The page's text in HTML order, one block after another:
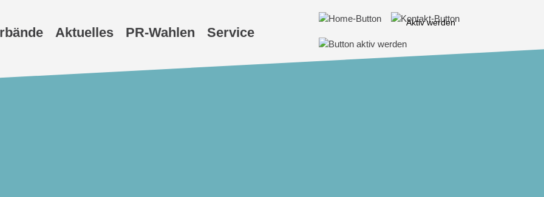
Aktiv werden
Aktuelles PR-Wahlen Service